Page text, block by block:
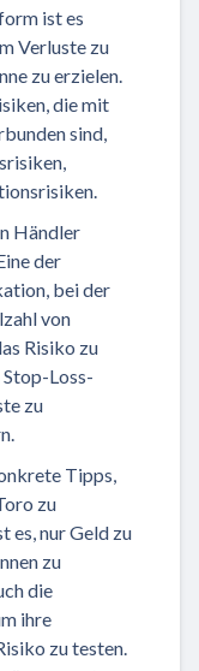
ist es
Verluste zu
zu erzielen.
die mit
sind,
Händler
der
bei der
von
Risiko zu
Loss-
zu
Tipps,
zu
es, nur Geld zu
zu
die
ihre
zu testen.